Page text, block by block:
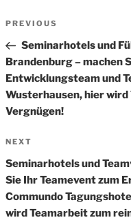
Beitrags-
Previous
Post
PREVIOUS
Seminarhotels und
Brandenburg – machen
Entwicklungsteam und
Wusterhausen, hier
Vergnügen!
Next
Post
NEXT
Seminarhotels und
Sie Ihr Teamevent zum
Commundo
wird Teamarbeit zum